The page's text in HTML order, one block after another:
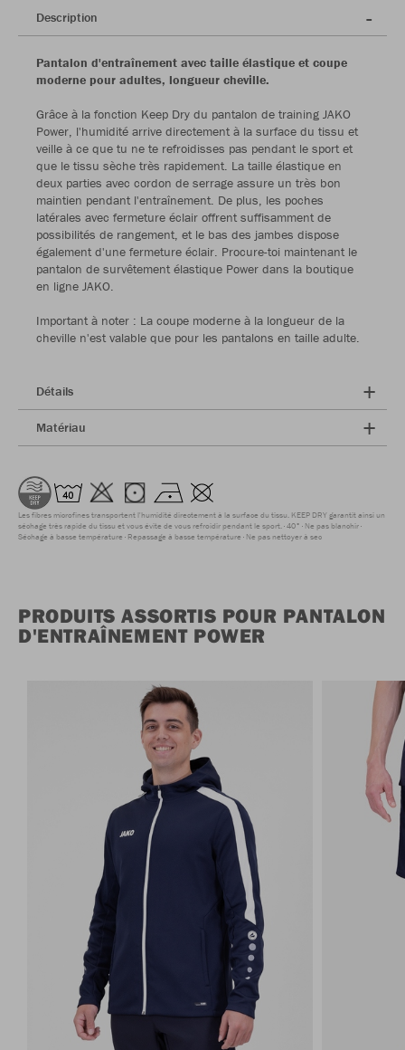
Description
Pantalon d'entraînement avec taille élastique et coupe
moderne pour adultes, longueur cheville.
Grâce à la fonction Keep Dry du pantalon de training JAKO
Power, l'humidité arrive directement à la surface du tissu et
veille à ce que tu ne te refroidisses pas pendant le sport et
que le tissu sèche très rapidement. La taille élastique en
deux parties avec cordon de serrage assure un très bon
maintien pendant l'entraînement. De plus, les poches
latérales avec fermeture éclair offrent suffisamment de
possibilités de rangement, et le bas des jambes dispose
également d'une fermeture éclair. Procure-toi maintenant le
pantalon de survêtement élastique Power dans la boutique
en ligne JAKO.
Important à noter : La coupe moderne à la longueur de la
cheville n'est valable que pour les pantalons en taille adulte.
Détails
Matériau
Les fibres microfines transportent l'humidité directement à la surface du tissu. KEEP DRY garantit ainsi un
séchage très rapide du tissu et vous évite de vous refroidir pendant le sport. 40° Ne pas blanchir
Séchage à basse température Repassage à basse température Ne pas nettoyer à sec
PRODUITS ASSORTIS POUR PANTALON
D'ENTRAÎNEMENT POWER